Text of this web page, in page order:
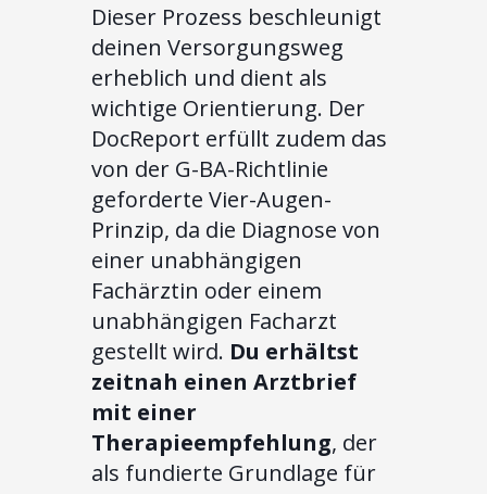
Dieser Prozess beschleunigt
deinen Versorgungsweg
erheblich und dient als
wichtige Orientierung. Der
DocReport erfüllt zudem das
von der G-BA-Richtlinie
geforderte Vier-Augen-
Prinzip, da die Diagnose von
einer unabhängigen
Fachärztin oder einem
unabhängigen Facharzt
gestellt wird. Du erhältst
zeitnah einen Arztbrief
mit einer
Therapieempfehlung, der
als fundierte Grundlage für